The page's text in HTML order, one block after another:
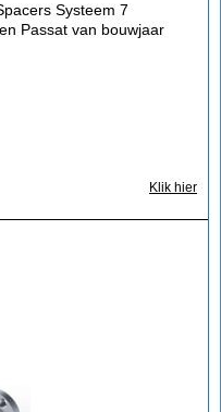
Systeem 7
Passat van bouwjaar
Klik hier